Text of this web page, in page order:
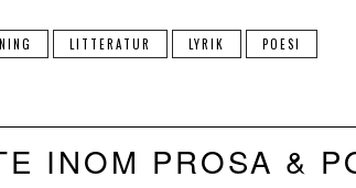
LITTERATUR LYRIK POESI
INOM PROSA &